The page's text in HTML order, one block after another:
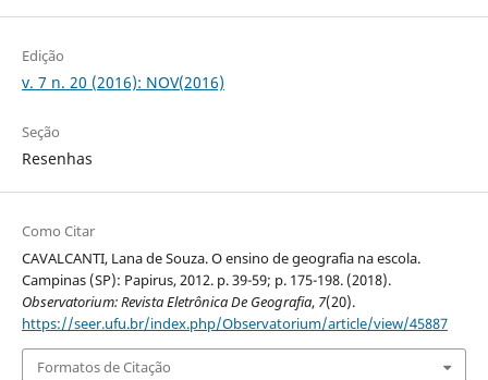
Edição
v. 7 n. 20 (2016): NOV(2016)
Seção
Resenhas
Como Citar
CAVALCANTI, Lana de Souza. O ensino de geografia na escola.
Campinas (SP): Papirus, 2012. p. 39-59; p. 175-198. (2018).
Observatorium: Revista Eletrônica De Geografia, 7(20).
https://seer.ufu.br/index.php/Observatorium/article/view/45887
Formatos de Citação